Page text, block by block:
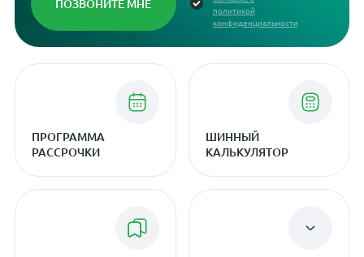
политикой
конфиденциальности
ПРОГРАММА
РАССРОЧКИ
ШИННЫЙ
КАЛЬКУЛЯТОР